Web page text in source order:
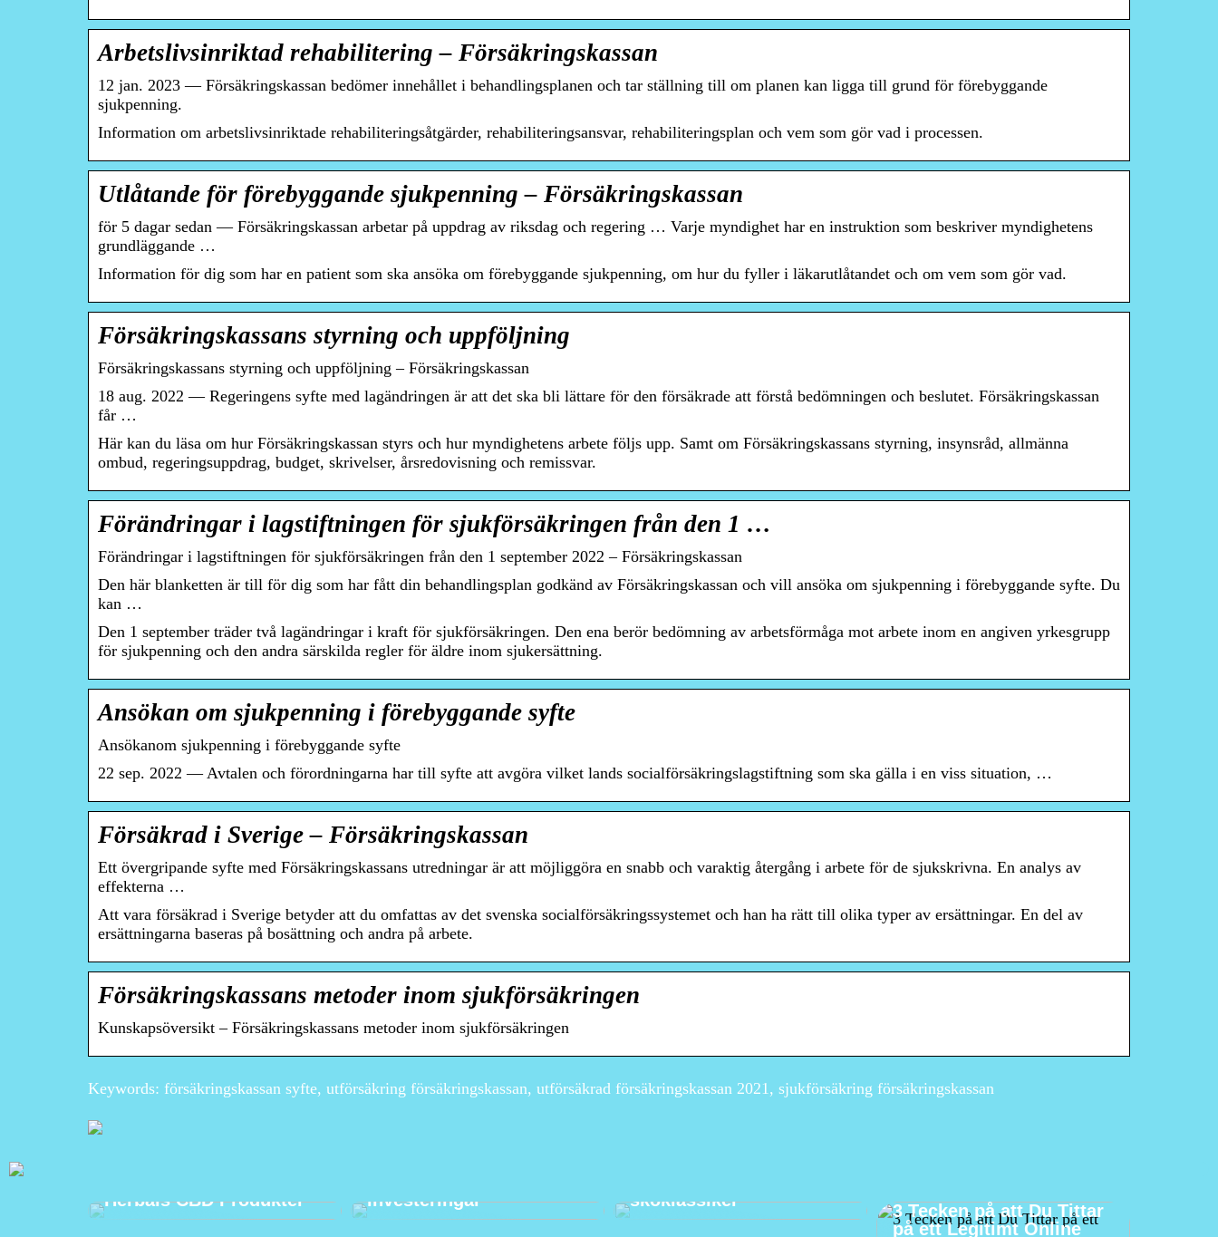
Arbetslivsinriktad rehabilitering – Försäkringskassan
12 jan. 2023 — Försäkringskassan bedömer innehållet i behandlingsplanen och tar ställning till om planen kan ligga till grund för förebyggande
sjukpenning.
Information om arbetslivsinriktade rehabiliteringsåtgärder, rehabiliteringsansvar, rehabiliteringsplan och vem som gör vad i processen.
Utlåtande för förebyggande sjukpenning – Försäkringskassan
för 5 dagar sedan — Försäkringskassan arbetar på uppdrag av riksdag och regering … Varje myndighet har en instruktion som beskriver myndighetens
grundläggande …
Information för dig som har en patient som ska ansöka om förebyggande sjukpenning, om hur du fyller i läkarutlåtandet och om vem som gör vad.
Försäkringskassans styrning och uppföljning
Försäkringskassans styrning och uppföljning – Försäkringskassan
18 aug. 2022 — Regeringens syfte med lagändringen är att det ska bli lättare för den försäkrade att förstå bedömningen och beslutet. Försäkringskassan
får …
Här kan du läsa om hur Försäkringskassan styrs och hur myndighetens arbete följs upp. Samt om Försäkringskassans styrning, insynsråd, allmänna
ombud, regeringsuppdrag, budget, skrivelser, årsredovisning och remissvar.
Förändringar i lagstiftningen för sjukförsäkringen från den 1 …
Förändringar i lag­stiftningen för sjuk­försäkringen från den 1 september 2022 – Försäkringskassan
Den här blanketten är till för dig som har fått din behandlingsplan godkänd av Försäkringskassan och vill ansöka om sjukpenning i förebyggande syfte. Du
kan …
Den 1 september träder två lagändringar i kraft för sjukförsäkringen. Den ena berör bedömning av arbetsförmåga mot arbete inom en angiven yrkesgrupp
för sjukpenning och den andra särskilda regler för äldre inom sjukersättning.
Ansökan om sjukpenning i förebyggande syfte
Ansökanom sjukpenning i förebyggande syfte
22 sep. 2022 — Avtalen och förordningarna har till syfte att avgöra vilket lands socialförsäkringslagstiftning som ska gälla i en viss situation, …
Försäkrad i Sverige – Försäkringskassan
Ett övergripande syfte med Försäkringskassans utredningar är att möjliggöra en snabb och varaktig återgång i arbete för de sjukskrivna. En analys av
effekterna …
Att vara försäkrad i Sverige betyder att du omfattas av det svenska socialförsäkringssystemet och han ha rätt till olika typer av ersättningar. En del av
ersättningarna baseras på bosättning och andra på arbete.
Försäkringskassans metoder inom sjukförsäkringen
Kunskapsöversikt – Försäkringskassans metoder inom sjukförsäkringen
Keywords: försäkringskassan syfte, utförsäkring försäkringskassan, utförsäkrad försäkringskassan 2021, sjukförsäkring försäkringskassan
Herbals CBD Produkter
investeringar
skoklassiker
3 Tecken på att Du Tittar
på ett Legitimt Online